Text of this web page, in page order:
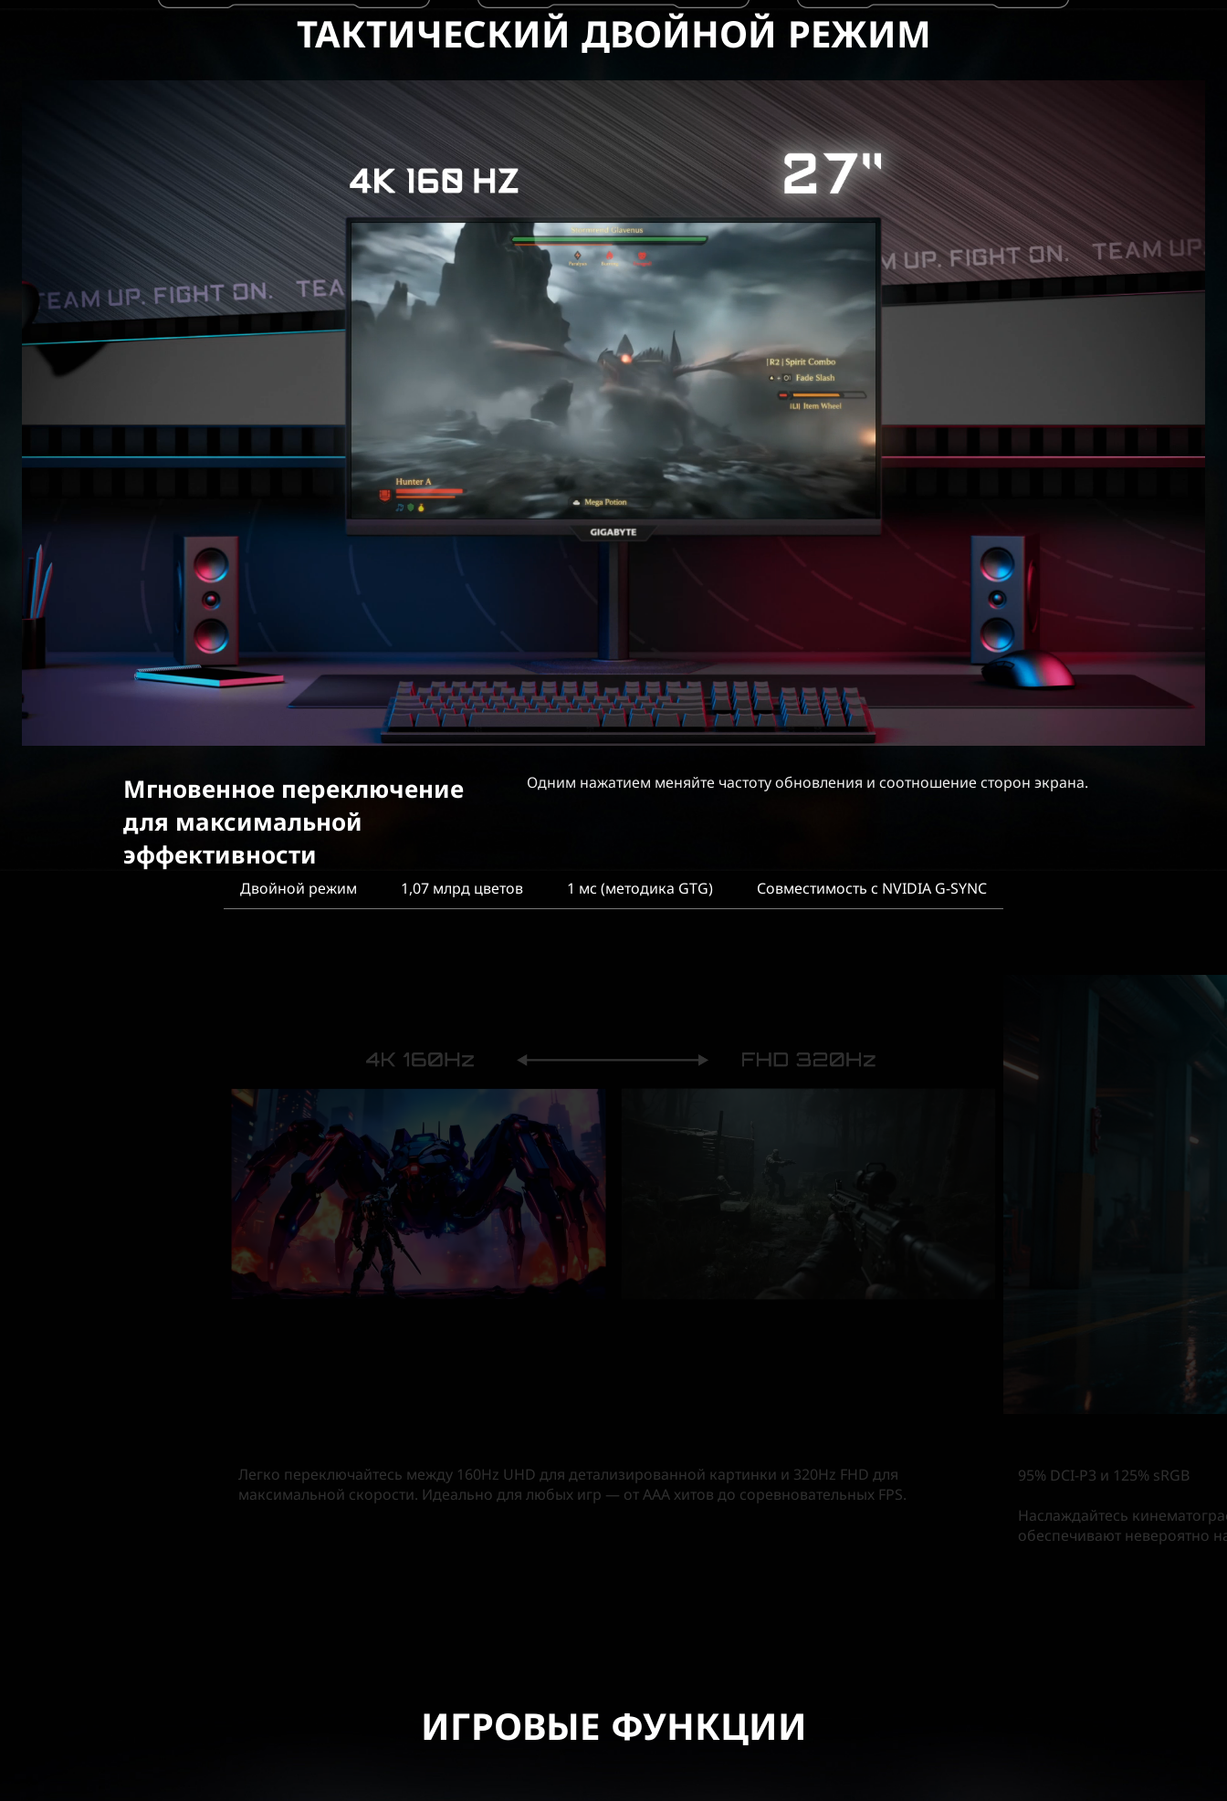
ТАКТИЧЕСКИЙ ДВОЙНОЙ РЕЖИМ
Мгновенное переключение
для максимальной
эффективности
Одним нажатием меняйте частоту обновления и соотношение сторон экрана.
Двойной режим 1,07 млрд цветов 1 мс (методика GTG) Совместимость с NVIDIA G-SYNC
Легко переключайтесь между 160Hz UHD для детализированной картинки и 320Hz FHD для
максимальной скорости. Идеально для любых игр — от AAA хитов до соревновательных FPS.
95% DCI-P3 и 125% sRGB
Наслаждайтесь
обеспечивают невероятно
ИГРОВЫЕ ФУНКЦИИ